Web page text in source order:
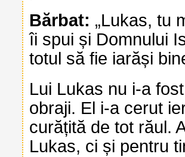
Bărbat: „Lukas, tu
îi spui și Domnului
totul să fie iarăși
Lui Lukas nu i-a
obraji. El i-a cerut
curățită de tot răul.
Lukas, ci și pentru